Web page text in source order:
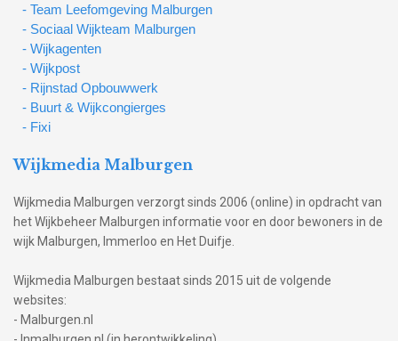
- Team Leefomgeving Malburgen
- Sociaal Wijkteam Malburgen
- Wijkagenten
- Wijkpost
- Rijnstad Opbouwwerk
- Buurt & Wijkcongierges
- Fixi
Wijkmedia Malburgen
Wijkmedia Malburgen verzorgt sinds 2006 (online) in opdracht van
het Wijkbeheer Malburgen informatie voor en door bewoners in de
wijk Malburgen, Immerloo en Het Duifje.
Wijkmedia Malburgen bestaat sinds 2015 uit de volgende
websites:
- Malburgen.nl